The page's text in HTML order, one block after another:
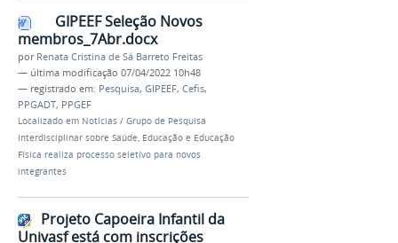
GIPEEF Seleção Novos
membros_7Abr.docx
por Renata Cristina de Sá Barreto Freitas
— última modificação 07/04/2022 10h48
— registrado em: Pesquisa, GIPEEF, Cefis,
PPGADT, PPGEF
Localizado em Notícias / Grupo de Pesquisa
Interdisciplinar sobre Saúde, Educação e Educação
Física realiza processo seletivo para novos
integrantes
Projeto Capoeira Infantil da
Univasf está com inscrições